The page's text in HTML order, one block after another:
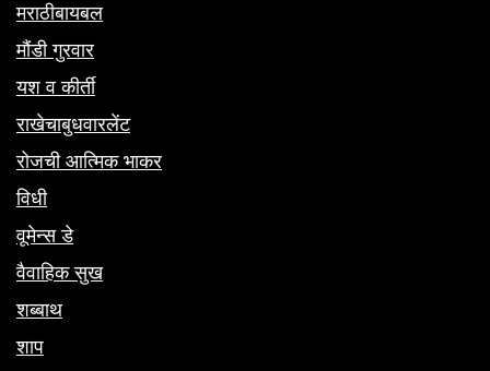
मराठीबायबल
मौंडी गुरवार
यश व कीर्ती
राखेचाबुधवारलेंट
रोजची आत्मिक भाकर
विधी
वूमेन्स डे
वैवाहिक सुख
शब्बाथ
शाप